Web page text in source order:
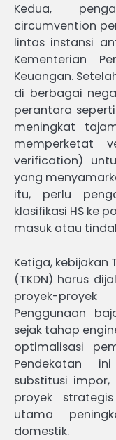
Kedua,
circumvention
lintas instansi
Kementerian
Keuangan.
di berbagai
perantara
meningkat
memperketat
verification)
yang
itu, perlu
klasifikasi HS ke
masuk atau
Ketiga, kebijakan
(TKDN) harus
proyek-
Penggunaan
sejak tahap
optimalisasi
Pendekatan
substitusi
proyek
utama
domestik.